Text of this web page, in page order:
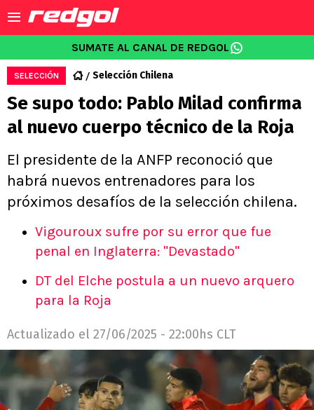
SUMATE AL CANAL DE REDGOL
SELECCIÓN Selección Chilena
Se supo todo: Pablo Milad confirma
al nuevo cuerpo técnico de la Roja
El presidente de la ANFP reconoció que
habrá nuevos entrenadores para los
próximos desafíos de la selección chilena.
Vigouroux sufre por su error que fue
penal en Inglaterra: "Devastado"
DT del Elche postula a un nuevo arquero
para la Roja
Actualizado el 27/06/2025 - 22:00hs CLT